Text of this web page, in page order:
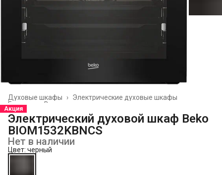
Электрические духовые шкафы
Духовые шкафы
›
Встраиваемая техника
Главная
Акция
Электрический духовой шкаф Beko
BIOM1532KBNCS
Нет в наличии
Цвет: черный